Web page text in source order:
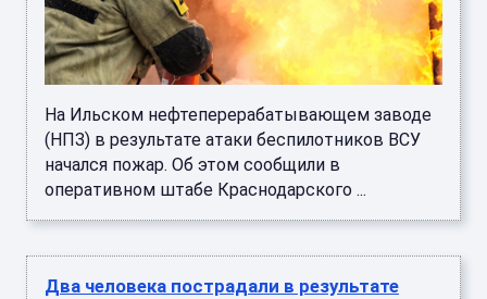
На Ильском нефтеперерабатывающем заводе
(НПЗ) в результате атаки беспилотников ВСУ
начался пожар. Об этом сообщили в
оперативном штабе Краснодарского ...
Два человека пострадали в результате